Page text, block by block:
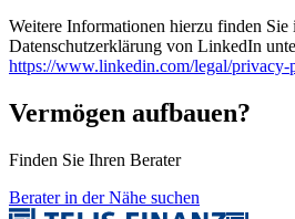
Weitere Informationen hierzu finden Sie
Datenschutzerklärung von LinkedIn
https://www.linkedin.com/legal/privacy-
Vermögen aufbauen?
Finden Sie Ihren Berater
Berater in der Nähe suchen